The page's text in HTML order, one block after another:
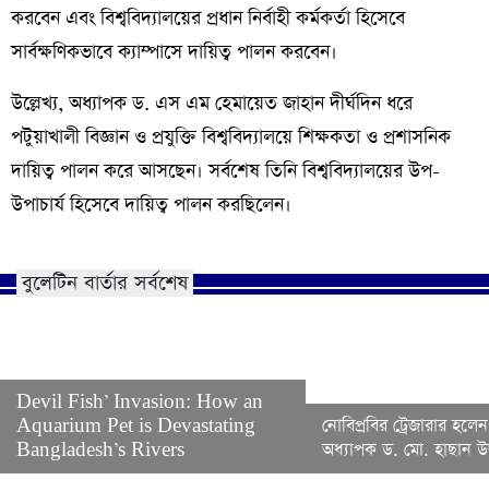
করবেন এবং বিশ্ববিদ্যালয়ের প্রধান নির্বাহী কর্মকর্তা হিসেবে
সার্বক্ষণিকভাবে ক্যাম্পাসে দায়িত্ব পালন করবেন।
উল্লেখ্য, অধ্যাপক ড. এস এম হেমায়েত জাহান দীর্ঘদিন ধরে
পটুয়াখালী বিজ্ঞান ও প্রযুক্তি বিশ্ববিদ্যালয়ে শিক্ষকতা ও প্রশাসনিক
দায়িত্ব পালন করে আসছেন। সর্বশেষ তিনি বিশ্ববিদ্যালয়ের উপ-
উপাচার্য হিসেবে দায়িত্ব পালন করছিলেন।
বুলেটিন বার্তার সর্বশেষ
Devil Fish’ Invasion: How an
Aquarium Pet is Devastating
Bangladesh’s Rivers
নোবিপ্রবির ট্রেজারার
অধ্যাপক ড. মো. হাছান